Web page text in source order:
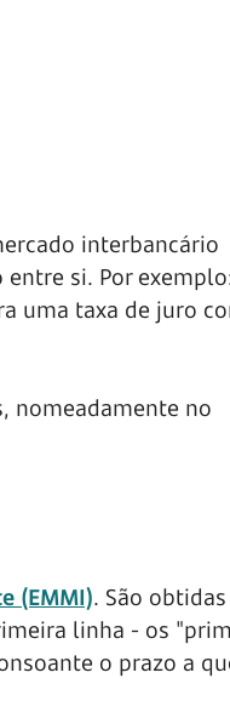
interbancário
si. Por
uma taxa de juro
nomeadamente no
(EMMI). São obtidas
linha - os
o prazo a